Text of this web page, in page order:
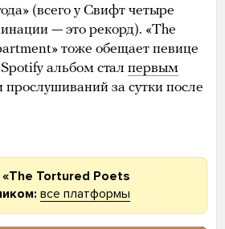
(всего у Свифт четыре
— это рекорд). «The
тоже обещает певице
альбом стал первым
за сутки после
Tortured Poets
все платформы